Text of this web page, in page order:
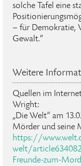
solche Tafel eine
– für Demokratie,
Gewalt.“
Weitere
Quellen im
Wright:
„Die Welt“ am
Mörder und seine
https://
welt/
Freunde-zum-